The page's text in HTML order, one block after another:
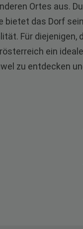
Ortes aus.
bietet das Dorf
Für diejenigen,
ein
zu entdecken